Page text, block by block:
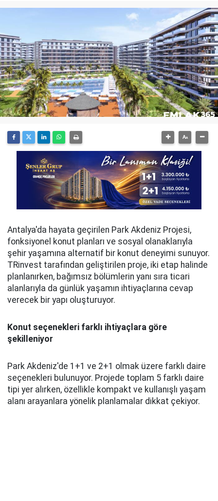
Antalya'da hayata geçirilen Park Akdeniz Projesi,
fonksiyonel konut planları ve sosyal olanaklarıyla
şehir yaşamına alternatif bir konut deneyimi sunuyor.
TRinvest tarafından geliştirilen proje, iki etap halinde
planlanırken, bağımsız bölümlerin yanı sıra ticari
alanlarıyla da günlük yaşamın ihtiyaçlarına cevap
verecek bir yapı oluşturuyor.
Konut seçenekleri farklı ihtiyaçlara göre
şekilleniyor
Park Akdeniz'de 1+1 ve 2+1 olmak üzere farklı daire
seçenekleri bulunuyor. Projede toplam 5 farklı daire
tipi yer alırken, özellikle kompakt ve kullanışlı yaşam
alanı arayanlara yönelik planlamalar dikkat çekiyor.